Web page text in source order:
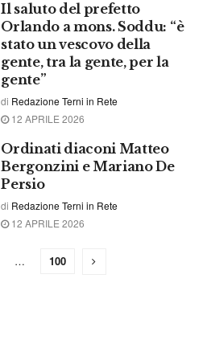
Il saluto del prefetto
Orlando a mons. Soddu: “è
stato un vescovo della
gente, tra la gente, per la
gente”
di Redazione Terni in Rete
12 APRILE 2026
Ordinati diaconi Matteo
Bergonzini e Mariano De
Persio
di Redazione Terni in Rete
12 APRILE 2026
… 100